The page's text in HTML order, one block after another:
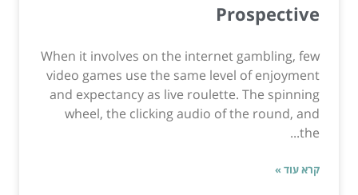
Prospective
When it involves on the internet gambling, few
video games use the same level of enjoyment
and expectancy as live roulette. The spinning
wheel, the clicking audio of the round, and
the...
קרא עוד »